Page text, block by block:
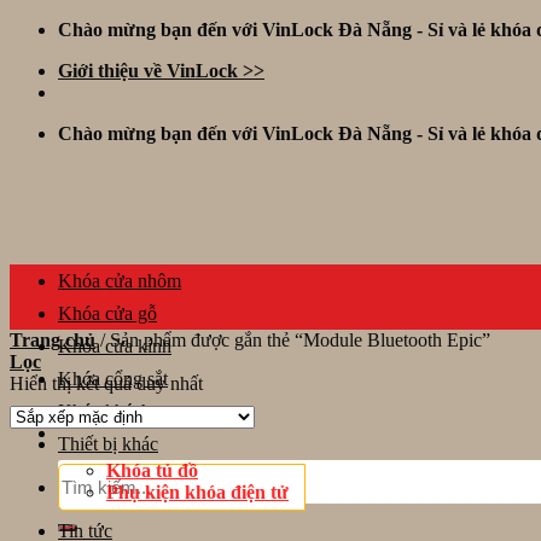
Skip
content
Chào mừng bạn đến với VinLock Đà Nẵng - Sỉ và lẻ khóa
Giới thiệu về VinLock >>
Chào mừng bạn đến với VinLock Đà Nẵng - Sỉ và lẻ khóa
Tìm
kiếm:
Khóa cửa nhôm
Khóa cửa gỗ
Khóa cửa kính
Khóa cổng sắt
Khóa khách sạn
Thiết bị khác
Khóa tủ đồ
Phụ kiện khóa điện tử
Tin tức
Trang chủ /Sản phẩm được gắn thẻ “Module Bluetooth Epic”
Lọc
Hiển thị kết quả duy nhất